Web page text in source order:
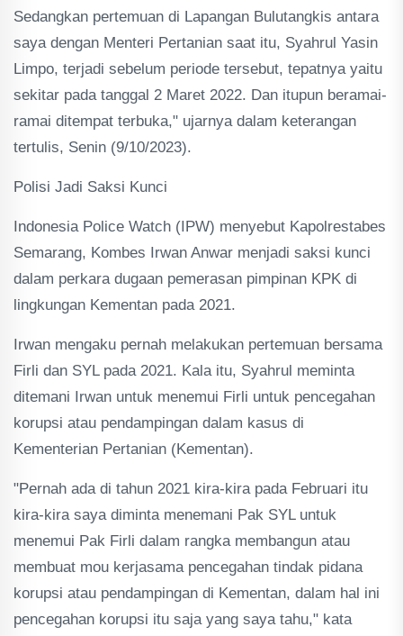
Sedangkan pertemuan di Lapangan Bulutangkis antara
saya dengan Menteri Pertanian saat itu, Syahrul Yasin
Limpo, terjadi sebelum periode tersebut, tepatnya yaitu
sekitar pada tanggal 2 Maret 2022. Dan itupun beramai-
ramai ditempat terbuka," ujarnya dalam keterangan
tertulis, Senin (9/10/2023).
Polisi Jadi Saksi Kunci
Indonesia Police Watch (IPW) menyebut Kapolrestabes
Semarang, Kombes Irwan Anwar menjadi saksi kunci
dalam perkara dugaan pemerasan pimpinan KPK di
lingkungan Kementan pada 2021.
Irwan mengaku pernah melakukan pertemuan bersama
Firli dan SYL pada 2021. Kala itu, Syahrul meminta
ditemani Irwan untuk menemui Firli untuk pencegahan
korupsi atau pendampingan dalam kasus di
Kementerian Pertanian (Kementan).
"Pernah ada di tahun 2021 kira-kira pada Februari itu
kira-kira saya diminta menemani Pak SYL untuk
menemui Pak Firli dalam rangka membangun atau
membuat mou kerjasama pencegahan tindak pidana
korupsi atau pendampingan di Kementan, dalam hal ini
pencegahan korupsi itu saja yang saya tahu," kata